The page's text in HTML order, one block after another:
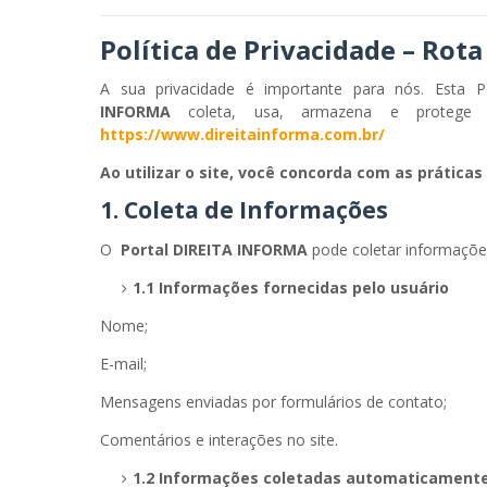
Política de Privacidade –
A sua privacidade é importante para nós. Esta
INFORMA coleta, usa, armazena e
https://www.direitainforma.com.br/
Ao utilizar o site, você concorda com as
1. Coleta de Informações
O Portal DIREITA INFORMA pode coletar
1.1 Informações fornecidas pelo usuário
Nome;
E-mail;
Mensagens enviadas por formulários de contato;
Comentários e interações no site.
1.2 Informações coletadas